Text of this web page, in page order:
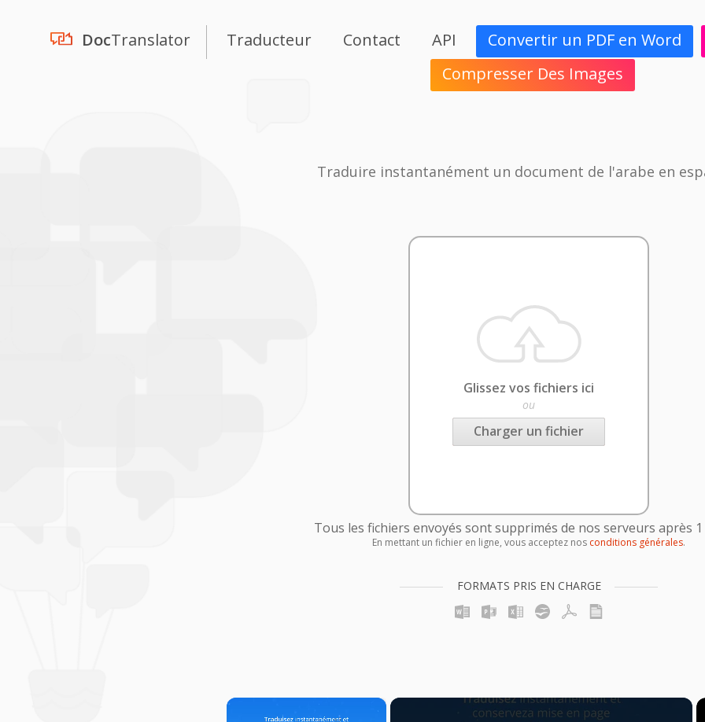
DocTranslator Traducteur Contact API
Convertir un PDF en Word
Compresser Des Images
Traduire instantanément un document de l'arabe en
Glissez vos fichiers ici
ou
Charger un fichier
Tous les fichiers envoyés sont supprimés de nos serveurs après
En mettant un fichier en ligne, vous acceptez nos conditions générales.
FORMATS PRIS EN CHARGE
×